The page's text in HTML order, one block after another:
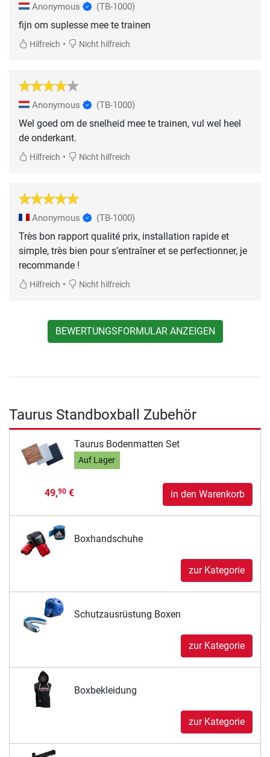
Anonymous (TB-1000)
fijn om suplesse mee te trainen
Hilfreich • Nicht hilfreich
Anonymous (TB-1000)
Wel goed om de snelheid mee te trainen, vul wel heel
de onderkant.
Hilfreich • Nicht hilfreich
Anonymous (TB-1000)
Très bon rapport qualité prix, installation rapide et
simple, très bien pour s’entraîner et se perfectionner, je
recommande !
Hilfreich • Nicht hilfreich
BEWERTUNGSFORMULAR ANZEIGEN
Taurus Standboxball Zubehör
Taurus Bodenmatten Set
Auf Lager
49,90€ in den Warenkorb
Boxhandschuhe
zur Kategorie
Schutzausrüstung Boxen
zur Kategorie
Boxbekleidung
zur Kategorie